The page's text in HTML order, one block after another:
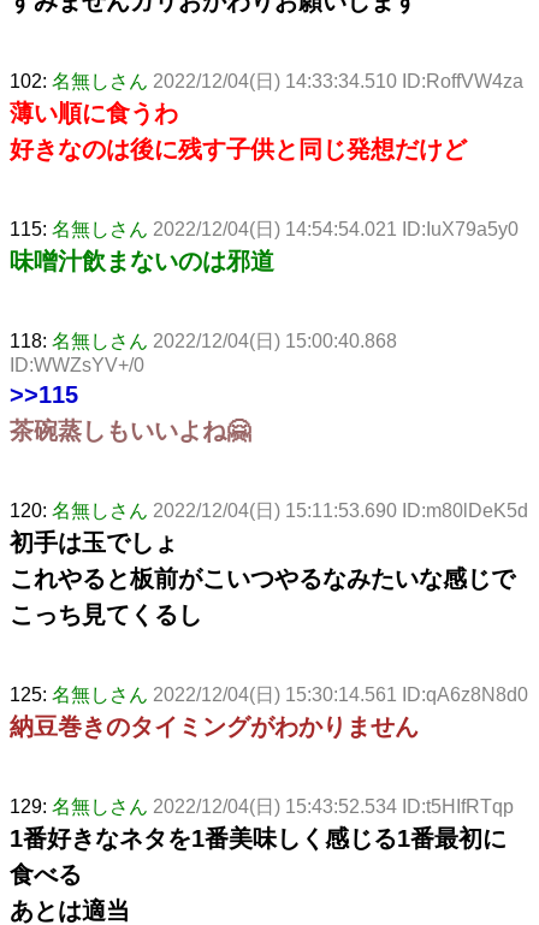
102: 名無しさん 2022/12/04(日) 14:33:34.510 ID:RoffVW4za
薄い順に食うわ
好きなのは後に残す子供と同じ発想だけど
115: 名無しさん 2022/12/04(日) 14:54:54.021 ID:IuX79a5y0
味噌汁飲まないのは邪道
118: 名無しさん 2022/12/04(日) 15:00:40.868
ID:WWZsYV+/0
>>115
茶碗蒸しもいいよね🤗
120: 名無しさん 2022/12/04(日) 15:11:53.690 ID:m80lDeK5d
初手は玉でしょ
これやると板前がこいつやるなみたいな感じで
こっち見てくるし
125: 名無しさん 2022/12/04(日) 15:30:14.561 ID:qA6z8N8d0
納豆巻きのタイミングがわかりません
129: 名無しさん 2022/12/04(日) 15:43:52.534 ID:t5HIfRTqp
1番好きなネタを1番美味しく感じる1番最初に
食べる
あとは適当